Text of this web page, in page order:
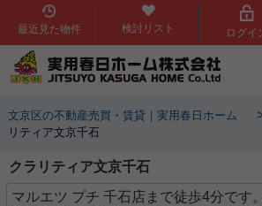
最近見た物件 検討リスト ログイ
文京区の不動産売買・賃貸｜実用春日ホーム
リティア文京千石
クラリティア文京千石
マルエツ プチ 千石店まで徒歩4分です